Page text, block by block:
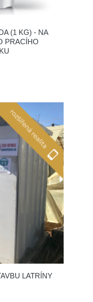
(1 KG) - NA
PRACÍHO
LATRÍNY